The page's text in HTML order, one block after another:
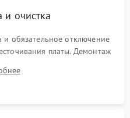
и очистка
и обязательное отключение
платы. Демонтаж
кристаллов чипов.